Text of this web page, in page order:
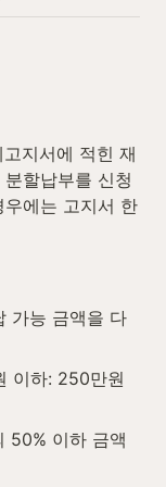
지서에 적힌 재
분할납부를 신청
에는 고지서 한
가능 금액을 다
이하: 250만원
50% 이하 금액